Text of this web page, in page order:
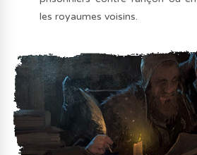
les royaumes voisins.